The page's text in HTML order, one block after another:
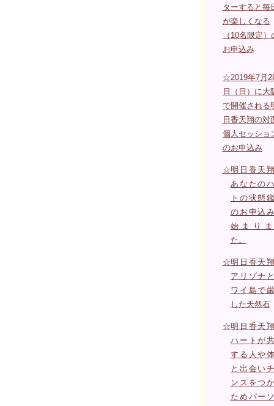
ターすると毎
が楽しくなる
（10名限定）
お申込み
☆2019年7月
日（日）に大
で開催される
日香天翔の対
個人セッショ
のお申込み
☆明日香天
あなたの
トの状態
のお申込
始まり
た。
☆明日香天
アリゾナ
ワイ島で
した天然石
☆明日香天
ハートが
する人や
と出会い
ンスをつ
ためパー